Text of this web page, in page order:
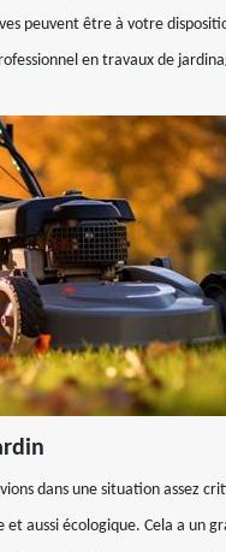
peuvent être à votre
en travaux de
dans une situation assez
aussi écologique. Cela a un